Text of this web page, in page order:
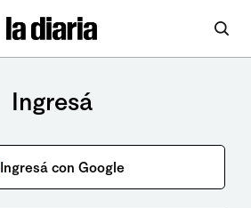
Ingresá
Ingresá con Google